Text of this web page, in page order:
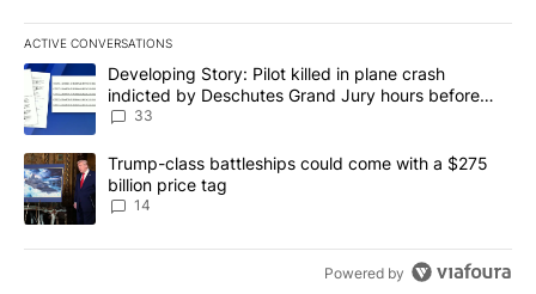
ACTIVE CONVERSATIONS
The following is a list of the most commented articles in the last
A trending article titled "Developing Story: Pilot killed in plane
Developing Story: Pilot killed in plane crash
indicted by Deschutes Grand Jury hours before
incident
33
A trending article titled "Trump-class battleships could come
Trump-class battleships could come with a $275
billion price tag
14
Powered by